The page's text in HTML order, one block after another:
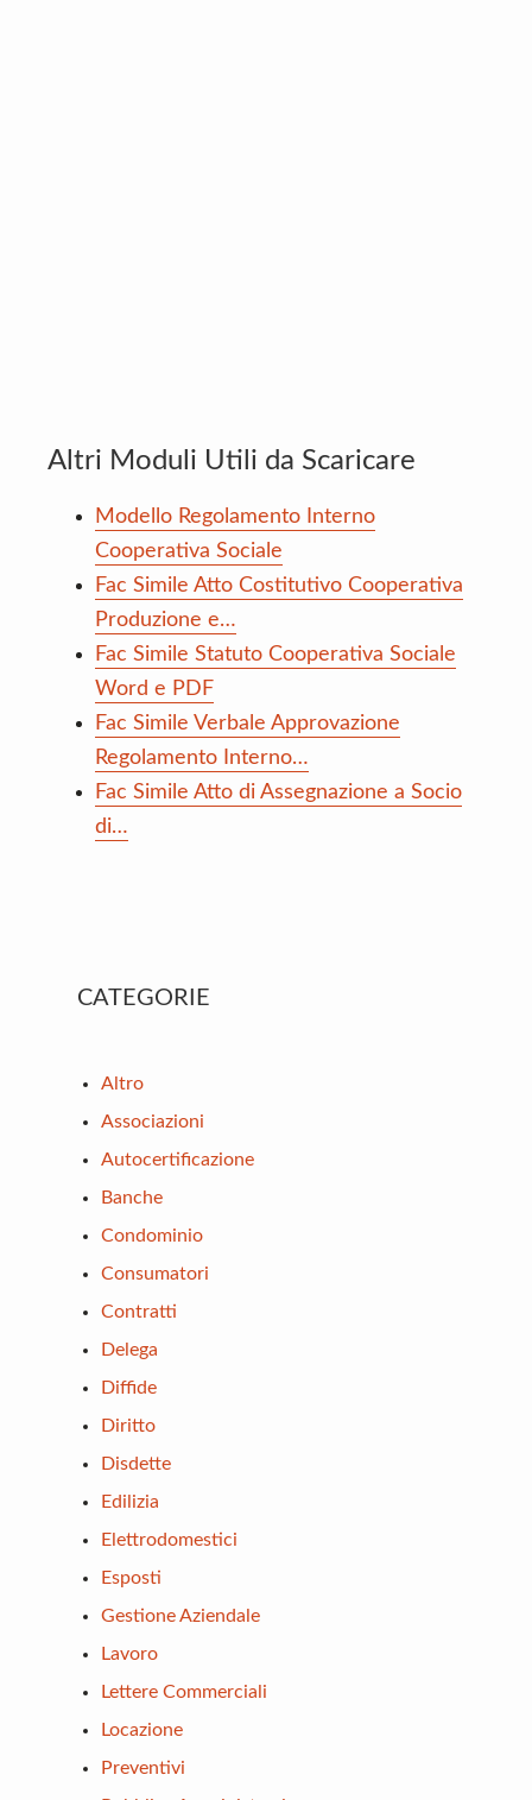
Altri Moduli Utili da Scaricare
Modello Regolamento Interno
Cooperativa Sociale
Fac Simile Atto Costitutivo Cooperativa
Produzione e…
Fac Simile Statuto Cooperativa Sociale
Word e PDF
Fac Simile Verbale Approvazione
Regolamento Interno…
Fac Simile Atto di Assegnazione a Socio
di…
Primary
CATEGORIE
Altro
Associazioni
Autocertificazione
Banche
Condominio
Consumatori
Contratti
Delega
Diffide
Diritto
Disdette
Edilizia
Elettrodomestici
Esposti
Gestione Aziendale
Lavoro
Lettere Commerciali
Locazione
Preventivi